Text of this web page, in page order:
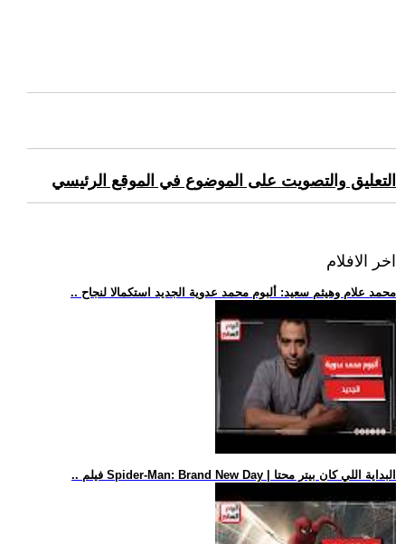
التعليق والتصويت على الموضوع في الموقع الرئيسي
اخر الافلام
.. محمد علام وهيثم سعيد: ألبوم محمد عدوية الجديد استكمالا لنجاح
.. فيلم Spider-Man: Brand New Day | البداية اللي كان بيتر محتا